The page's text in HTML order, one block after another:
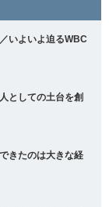
いよいよ迫るWBC
としての土台を創
きたのは大きな経